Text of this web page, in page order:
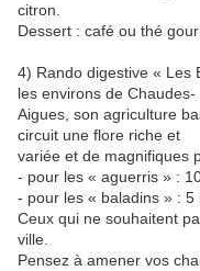
citron.
Dessert : café ou thé
4) Rando digestive « Les
les environs de Chaudes-
Aigues, son agriculture
circuit une flore riche et
variée et de magnifiques
- pour les « aguerris » :
- pour les « baladins » : 5
Ceux qui ne souhaitent
ville.
Pensez à amener vos